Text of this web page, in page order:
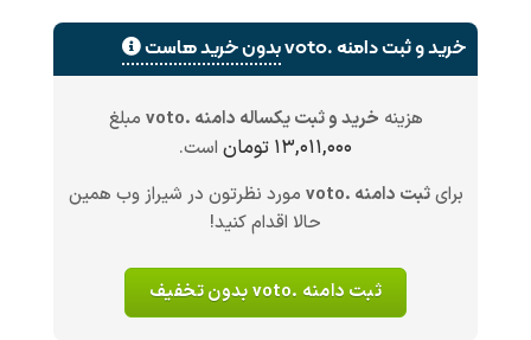
خرید و ثبت دامنه .voto بدون خرید هاست
هزینه خرید و ثبت یکساله دامنه .voto مبلغ
۱۳,۰۱۱,۰۰۰ تومان
است.
برایثبت دامنه .voto
مورد نظرتون در شیراز وب همین
حالا اقدام کنید!
ثبت دامنه .voto بدون تخفیف